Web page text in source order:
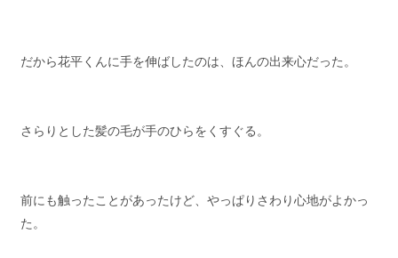
だから花平くんに手を伸ばしたのは、ほんの出来心だった。
さらりとした髪の毛が手のひらをくすぐる。
前にも触ったことがあったけど、やっぱりさわり心地がよかっ
た。